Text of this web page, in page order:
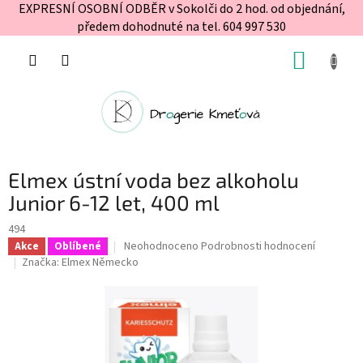
EXPRESNÍ OSOBNÍ ODBĚR v Sokolči do 2 hod. od objednání,
předem dohodnuté na tel. 604 997 530
Elmex ústní voda bez alkoholu
Junior 6-12 let, 400 ml
494
Akce Oblíbené
Průměrné
hodnocení
0,0
z
5
hvězdiček.
Neohodnoceno Podrobnosti hodnocení
Značka: Elmex Německo